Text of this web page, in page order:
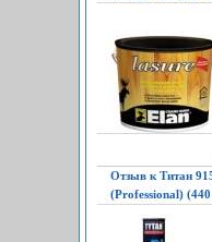
Отзыв к Титан
(Professional)